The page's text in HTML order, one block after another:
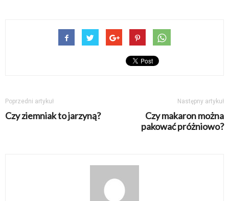
Poprzedni artykuł
Czy ziemniak to jarzyną?
Następny artykuł
Czy makaron można
pakować próżniowo?